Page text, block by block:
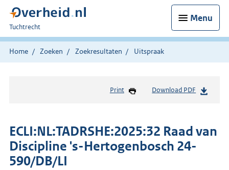
Menu
U
bent
hier:
Tuchtrecht
Home Zoeken Zoekresultaten Uitspraak
Print Download PDF
ECLI:NL:TADRSHE:2025:32 Raad van
Discipline 's-Hertogenbosch 24-
590/DB/LI